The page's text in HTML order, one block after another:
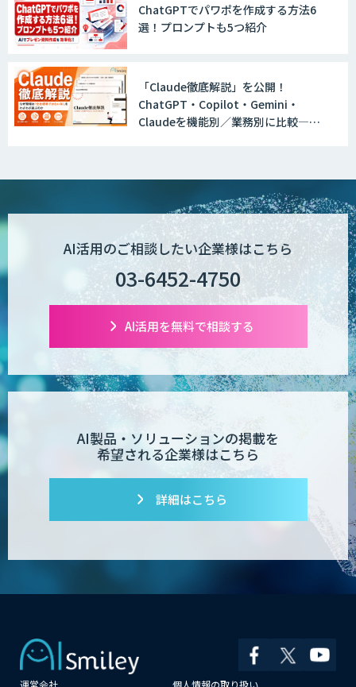
GENIEE SFA/CRM
WAN-RECORD Plus
Explaza 生成AI Partner | AX
Wanderlust RAG コンシェルジュ
POPstation
Dify導入支援
Dify開発支援
ChatGPTでパワポを作成する方法6
選！プロンプトも5つ紹介
「Claude徹底解説」を公開！
ChatGPT・Copilot・Gemini・
Claudeを機能別／業務別に比較―自
AI活用のご相談したい企業様はこちら
03-6452-4750
AI活用を無料で相談する
AI製品・ソリューションの掲載を
希望される企業様はこちら
詳細はこちら